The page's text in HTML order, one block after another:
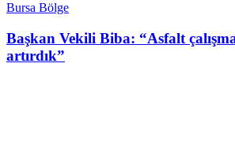
Bursa Bölge
Başkan Vekili Biba: “Asfalt
artırdık”